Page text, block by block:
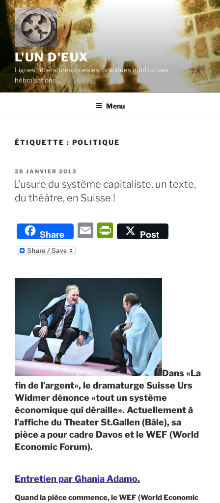
Aller
au
contenu
principal
L'UN D'EUX
Lignes, littératures, poésies, pratiques méditatives,
hébraïsations…
Menu
ÉTIQUETTE : POLITIQUE
PUBLIÉ
LE
28 JANVIER 2013
L’usure du système capitaliste, un texte,
du théâtre, en Suisse !
Share
E
l
P
ri
Fr
ie
dl
y
Post
Dans «La
fin de l’argent», le dramaturge Suisse Urs
Widmer dénonce «tout un système
économique qui déraille». Actuellement à
l’affiche du Theater St.Gallen (Bâle), sa
pièce a pour cadre Davos et le WEF (World
Economic Forum).
Entretien par Ghania Adamo.
Quand la pièce commence, le WEF (World Economic